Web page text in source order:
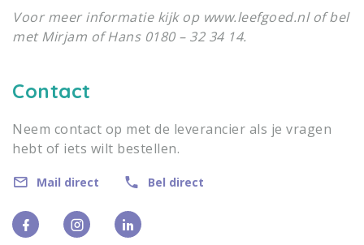
Voor meer informatie kijk op www.leefgoed.nl of bel
met Mirjam of Hans 0180 – 32 34 14.
Contact
Neem contact op met de leverancier als je vragen
hebt of iets wilt bestellen.
Mail direct Bel direct